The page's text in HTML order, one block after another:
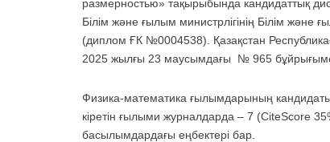
размерностью» тақырыбында кандидаттық
Білім және ғылым министрлігінің Білім
(диплом ҒК №0004538). Қазақстан
2025 жылғы 23 маусымдағы № 965
Физика-математика ғылымдарының
кіретін ғылыми журналдарда – 7 (CiteScore
басылымдардағы еңбектері бар.